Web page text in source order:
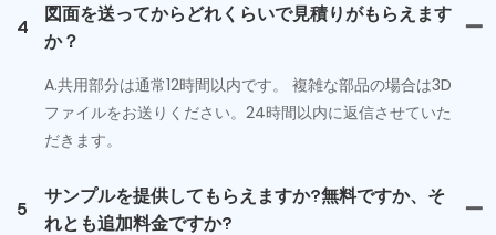
4
図面を送ってからどれくらいで見積りがもらえます
か？
A.共用部分は通常12時間以内です。 複雑な部品の場合は3D
ファイルをお送りください。24時間以内に返信させていた
だきます。
5
サンプルを提供してもらえますか?無料ですか、そ
れとも追加料金ですか?